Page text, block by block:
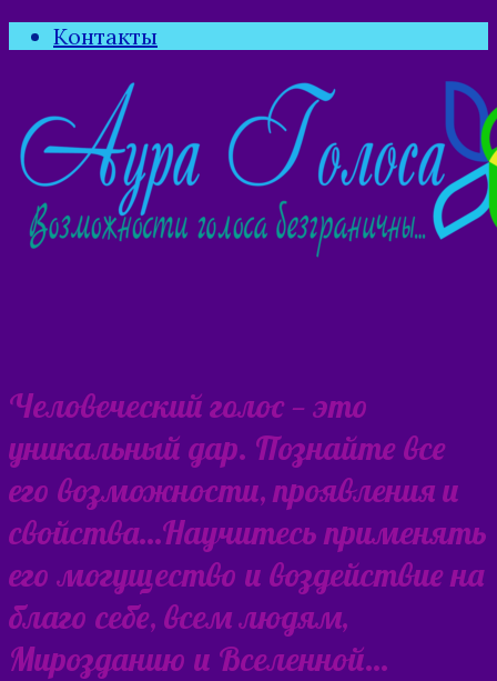
Контакты
Человеческий голос — это
уникальный дар. Познайте все
его возможности, проявления и
свойства…Научитесь применять
его могущество и воздействие на
благо себе, всем людям,
Мирозданию и Вселенной…